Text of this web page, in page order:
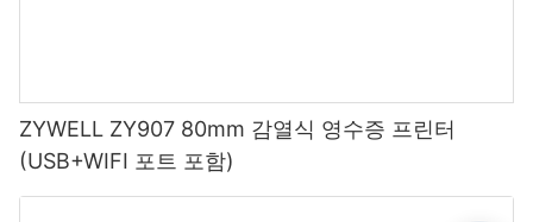
ZYWELL ZY907 80mm 감열식 영수증 프린터
(USB+WIFI 포트 포함)